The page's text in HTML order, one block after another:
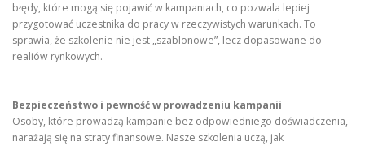
błędy, które mogą się pojawić w kampaniach, co pozwala lepiej
przygotować uczestnika do pracy w rzeczywistych warunkach. To
sprawia, że szkolenie nie jest „szablonowe”, lecz dopasowane do
realiów rynkowych.
Bezpieczeństwo i pewność w prowadzeniu kampanii
Osoby, które prowadzą kampanie bez odpowiedniego doświadczenia,
narażają się na straty finansowe. Nasze szkolenia uczą, jak